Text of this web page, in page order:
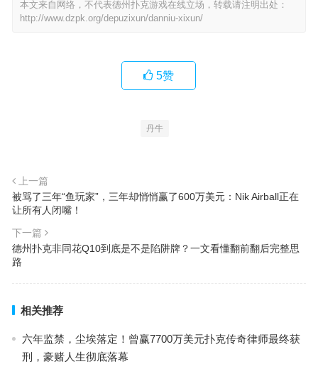
本文来自网络，不代表德州扑克游戏在线立场，转载请注明出处：
http://www.dzpk.org/depuzixun/danniu-xixun/
5赞
丹牛
上一篇
被骂了三年“鱼玩家”，三年却悄悄赢了600万美元：Nik Airball正在
让所有人闭嘴！
下一篇
德州扑克非同花Q10到底是不是陷阱牌？一文看懂翻前翻后完整思
路
相关推荐
六年监禁，尘埃落定！曾赢7700万美元扑克传奇律师最终获
刑，豪赌人生彻底落幕